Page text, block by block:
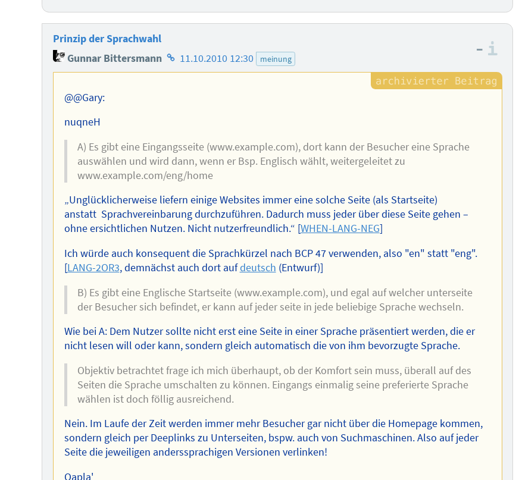
Prinzip der Sprachwahl
Gunnar Bittersmann Homepage
des
11.10.2010 12:30 meinung
–
@@Gary:
nuqneH
A) Es gibt eine Eingangsseite (www.example.com), dort kann der Besucher eine Sprache
auswählen und wird dann, wenn er Bsp. Englisch wählt, weitergeleitet zu
www.example.com/eng/home
„Unglücklicherweise liefern einige Websites immer eine solche Seite (als Startseite)
anstatt Sprachvereinbarung durchzuführen. Dadurch muss jeder über diese Seite gehen –
ohne ersichtlichen Nutzen. Nicht nutzerfreundlich.“ [WHEN-LANG-NEG]
Ich würde auch konsequent die Sprachkürzel nach BCP 47 verwenden, also "en" statt "eng".
[LANG-2OR3, demnächst auch dort aufdeutsch (Entwurf)]
B) Es gibt eine Englische Startseite (www.example.com), und egal auf welcher unterseite
der Besucher sich befindet, er kann auf jeder seite in jede beliebige Sprache wechseln.
Wie bei A: Dem Nutzer sollte nicht erst eine Seite in einer Sprache präsentiert werden, die er
nicht lesen will oder kann, sondern gleich automatisch die von ihm bevorzugte Sprache.
Objektiv betrachtet frage ich mich überhaupt, ob der Komfort sein muss, überall auf des
Seiten die Sprache umschalten zu können. Eingangs einmalig seine preferierte Sprache
wählen ist doch föllig ausreichend.
Nein. Im Laufe der Zeit werden immer mehr Besucher gar nicht über die Homepage kommen,
sondern gleich per Deeplinks zu Unterseiten, bspw. auch von Suchmaschinen. Also auf jeder
Seite die jeweiligen anderssprachigen Versionen verlinken!
Qapla'